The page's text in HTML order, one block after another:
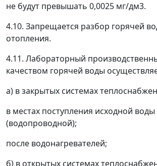
не будут превышать 0,0025 мг/дм3.
4.10. Запрещается разбор горячей
отопления.
4.11. Лабораторный
качеством горячей воды
а) в закрытых системах
в местах поступления исходной воды
(водопроводной);
после водонагревателей;
б) в открытых системах